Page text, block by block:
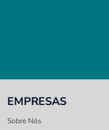
EMPRESAS
Sobre Nós